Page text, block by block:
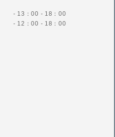
- 13：00 - 18：00
- 12：00 - 18：00